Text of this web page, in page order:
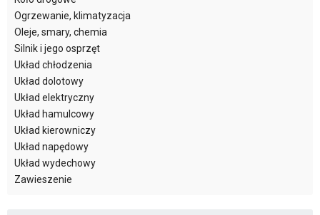
Ogrzewanie, klimatyzacja
Oleje, smary, chemia
Silnik i jego osprzęt
Układ chłodzenia
Układ dolotowy
Układ elektryczny
Układ hamulcowy
Układ kierowniczy
Układ napędowy
Układ wydechowy
Zawieszenie